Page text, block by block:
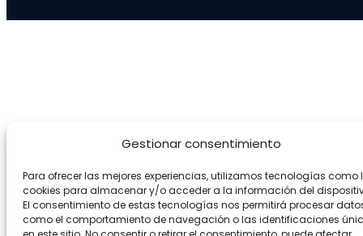
Gestionar consentimiento
Para ofrecer las mejores experiencias, utilizamos tecnologías como
cookies para almacenar y/o acceder a la información del
El consentimiento de estas tecnologías nos permitirá procesar
como el comportamiento de navegación o las identificaciones